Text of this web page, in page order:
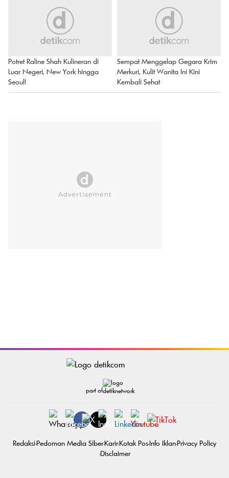
Potret Raline Shah Kulineran di
Luar Negeri, New York hingga
Seoul!
Sempat Menggelap Gegara Krim
Merkuri, Kulit Wanita Ini Kini
Kembali Sehat
part of
RedaksiPedoman Media SiberKarirKotak PosInfo IklanPrivacy Policy
Disclaimer